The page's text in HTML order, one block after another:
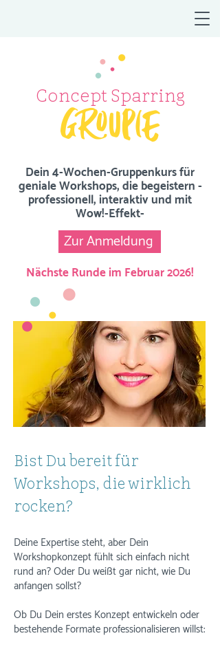
Concept Sparring
Dein 4-Wochen-Gruppenkurs für
geniale Workshops, die begeistern -
professionell, interaktiv und mit
Wow!-Effekt-
groupie
Zur Anmeldung
Nächste Runde im Februar 2026!
Bist Du bereit für
Workshops, die wirklich
rocken?
Deine Expertise steht, aber Dein
Workshopkonzept fühlt sich einfach nicht
rund an? Oder Du weißt gar nicht, wie Du
anfangen sollst?
Ob Du Dein erstes Konzept entwickeln oder
bestehende Formate professionalisieren willst: